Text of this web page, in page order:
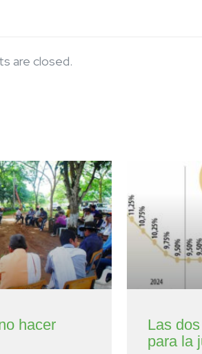
are closed.
hacer
Las
para la